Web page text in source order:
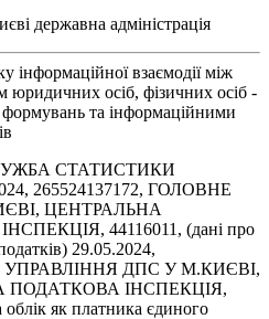
державна адміністрація
інформаційної взаємодії між
осіб, фізичних осіб -
та інформаційними
СТАТИСТИКИ
265524137172, ГОЛОВНЕ
ЦЕНТРАЛЬНА
44116011, (дані про
29.05.2024,
УПРАВЛІННЯ ДПС У М.КИЄВІ,
ІНСПЕКЦІЯ,
облік як платника єдиного